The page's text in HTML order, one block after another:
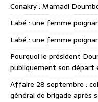
Conakry : Mamadi
Labé : une femme
Labé : une femme
Pourquoi le président
publiquement son départ
Affaire 28 septembre :
général de brigade après